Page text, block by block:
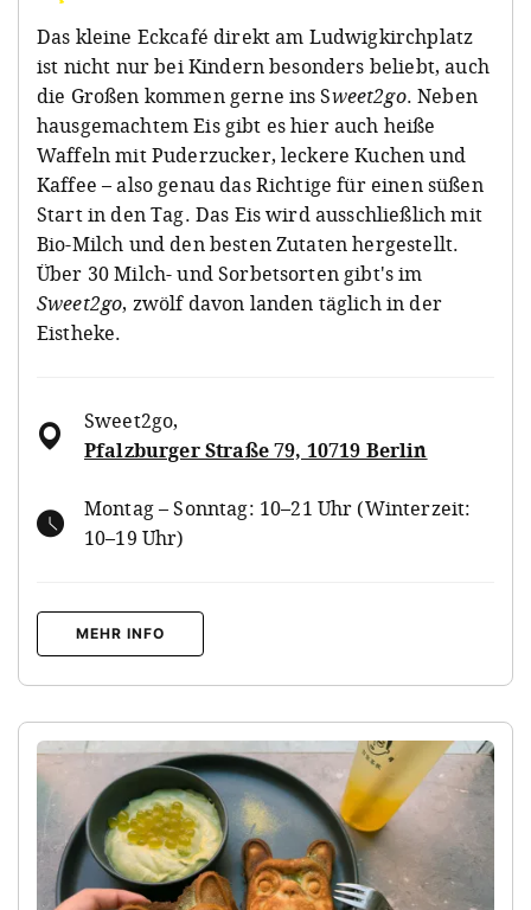
Das kleine Eckcafé direkt am Ludwigkirchplatz
ist nicht nur bei Kindern besonders beliebt, auch
die Großen kommen gerne ins Sweet2go. Neben
hausgemachtem Eis gibt es hier auch heiße
Waffeln mit Puderzucker, leckere Kuchen und
Kaffee – also genau das Richtige für einen süßen
Start in den Tag. Das Eis wird ausschließlich mit
Bio-Milch und den besten Zutaten hergestellt.
Über 30 Milch- und Sorbetsorten gibt's im
Sweet2go, zwölf davon landen täglich in der
Eistheke.
Sweet2go,
Pfalzburger Straße 79, 10719 Berlin
Montag – Sonntag: 10–21 Uhr (Winterzeit:
10–19 Uhr)
MEHR INFO